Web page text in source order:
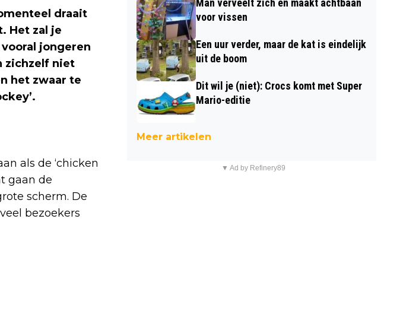
draait
Het zal je
jongeren
zichzelf niet
het zwaar te
als de ‘chicken
gaan de
scherm. De
bezoekers
Man verveelt zich en maakt achtbaan
voor vissen
Een uur verder, maar de kat is eindelijk
uit de boom
Dit wil je (niet): Crocs komt met Super
Mario-editie
Meer artikelen
▼ Ad by Refinery89